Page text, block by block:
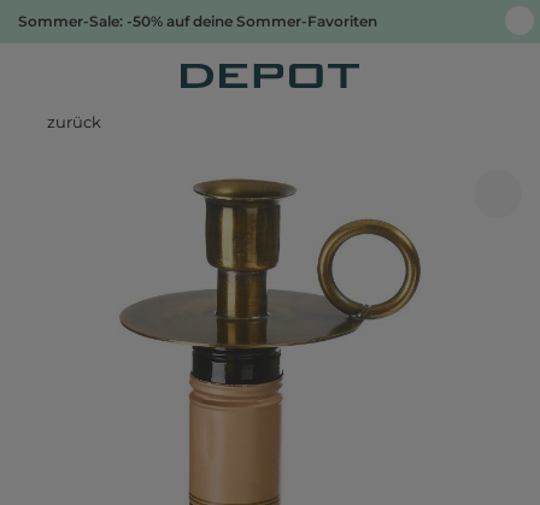
Sommer-Sale: -50% auf deine Sommer-Favoriten
zurück